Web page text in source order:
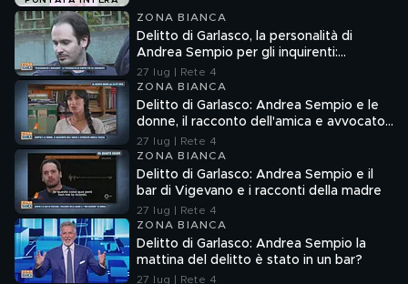
ZONA BIANCA
Delitto di Garlasco, la personalità di
Andrea Sempio per gli inquirenti:
"Ossessionato e bugiardo"
27 lug | Rete 4
ZONA BIANCA
Delitto di Garlasco: Andrea Sempio e le
donne, il racconto dell'amica e avvocato
Angela Taccia
27 lug | Rete 4
ZONA BIANCA
Delitto di Garlasco: Andrea Sempio e il
bar di Vigevano e i racconti della madre
27 lug | Rete 4
ZONA BIANCA
Delitto di Garlasco: Andrea Sempio la
mattina del delitto è stato in un bar?
27 lug | Rete 4